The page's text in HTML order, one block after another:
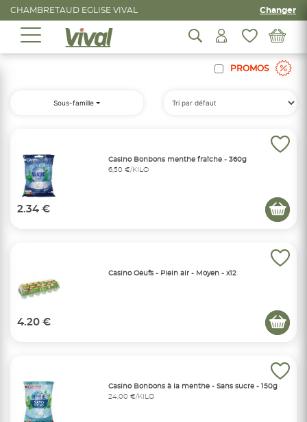
CHAMBRETAUD EGLISE VIVAL Changer
PROMOS
Sous-famille
Casino Bonbons menthe fraîche - 360g
6,50 €/KILO
2.34 €
Casino Oeufs - Plein air - Moyen - x12
4.20 €
Casino Bonbons à la menthe - Sans sucre - 150g
24,00 €/KILO